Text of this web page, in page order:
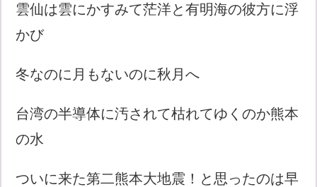
雲仙は雲にかすみて茫洋と有明海の彼方に浮
かび
冬なのに月もないのに秋月へ
台湾の半導体に汚されて枯れてゆくのか熊本
の水
ついに来た第二熊本大地震！と思ったのは早